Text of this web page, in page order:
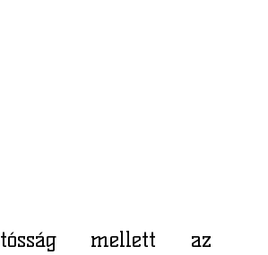
mellett az